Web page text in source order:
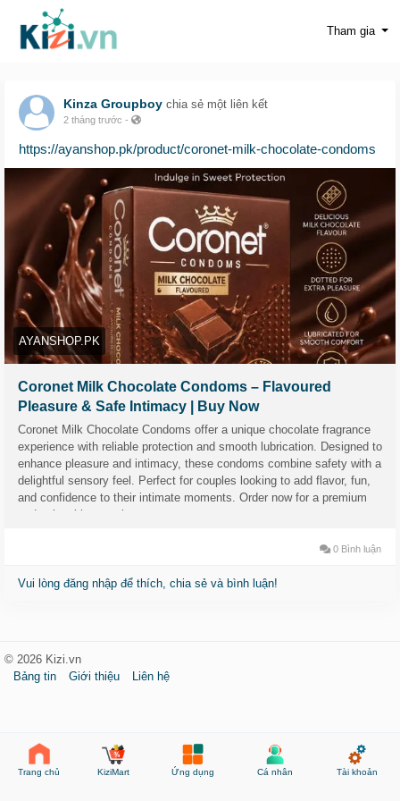
Trang chủ KiziMart Ứng dụng Cá nhân Tài khoản
Tham gia
Kinza Groupboy chia sẻ một liên kết
2 tháng trước -
https://ayanshop.pk/product/coronet-milk-chocolate-condoms
AYANSHOP.PK
Coronet Milk Chocolate Condoms – Flavoured
Pleasure & Safe Intimacy | Buy Now
Coronet Milk Chocolate Condoms offer a unique chocolate fragrance
experience with reliable protection and smooth lubrication. Designed to
enhance pleasure and intimacy, these condoms combine safety with a
delightful sensory feel. Perfect for couples looking to add flavor, fun,
and confidence to their intimate moments. Order now for a premium
and enjoyable experience
0 Bình luận
Vui lòng đăng nhập để thích, chia sẻ và bình luận!
© 2026 Kizi.vn
Bảng tin
Giới thiệu Liên hệ